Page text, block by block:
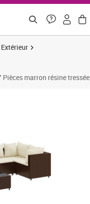
marron résine tressée